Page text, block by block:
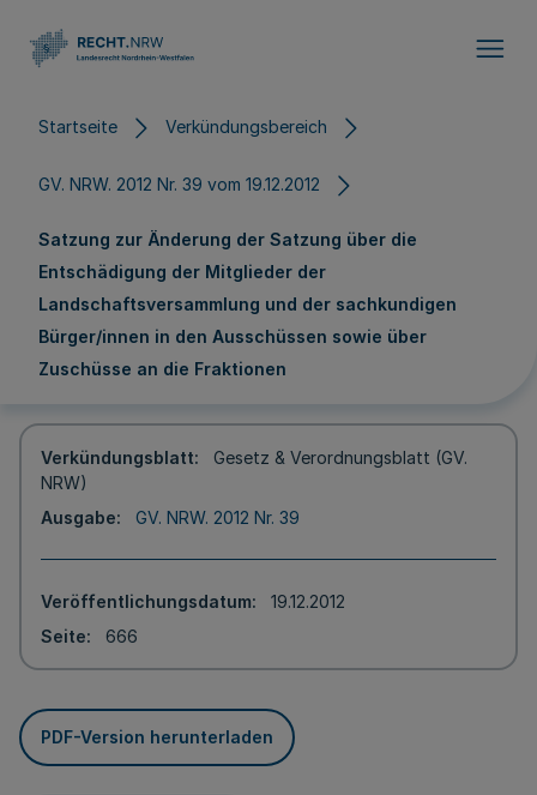
Startseite Verkündungsbereich
GV. NRW. 2012 Nr. 39 vom 19.12.2012
Satzung zur Änderung der Satzung über die
Entschädigung der Mitglieder der
Landschaftsversammlung und der sachkundigen
Bürger/innen in den Ausschüssen sowie über
Zuschüsse an die Fraktionen
Verkündungsblatt
Gesetz & Verordnungsblatt (GV.
NRW)
Ausgabe
GV. NRW. 2012 Nr. 39
Veröffentlichungsdatum
19.12.2012
Seite
666
PDF-Version herunterladen